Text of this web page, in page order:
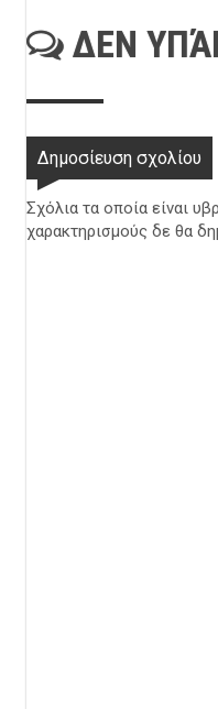
ΔΕΝ
Δημοσίευση σχολίου
Σχόλια τα οποία είναι
χαρακτηρισμούς δε θα